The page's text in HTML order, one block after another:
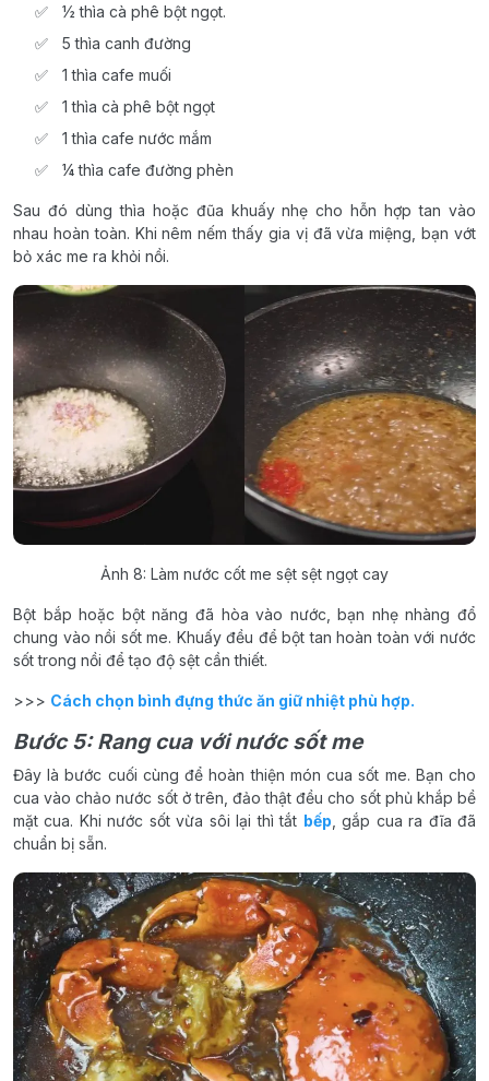
½ thìa cà phê bột ngọt.
5 thìa canh đường
1 thìa cafe muối
1 thìa cà phê bột ngọt
1 thìa cafe nước mắm
¼ thìa cafe đường phèn
Sau đó dùng thìa hoặc đũa khuấy nhẹ cho hỗn hợp tan vào
nhau hoàn toàn. Khi nêm nếm thấy gia vị đã vừa miệng, bạn vớt
bỏ xác me ra khỏi nồi.
Ảnh 8: Làm nước cốt me sệt sệt ngọt cay
Bột bắp hoặc bột năng đã hòa vào nước, bạn nhẹ nhàng đổ
chung vào nồi sốt me. Khuấy đều để bột tan hoàn toàn với nước
sốt trong nồi để tạo độ sệt cần thiết.
>>> Cách chọn bình đựng thức ăn giữ nhiệt phù hợp.
Bước 5: Rang cua với nước sốt me
Đây là bước cuối cùng để hoàn thiện món cua sốt me. Bạn cho
cua vào chảo nước sốt ở trên, đảo thật đều cho sốt phủ khắp bề
mặt cua. Khi nước sốt vừa sôi lại thì tắt bếp , gắp cua ra đĩa đã
chuẩn bị sẵn.